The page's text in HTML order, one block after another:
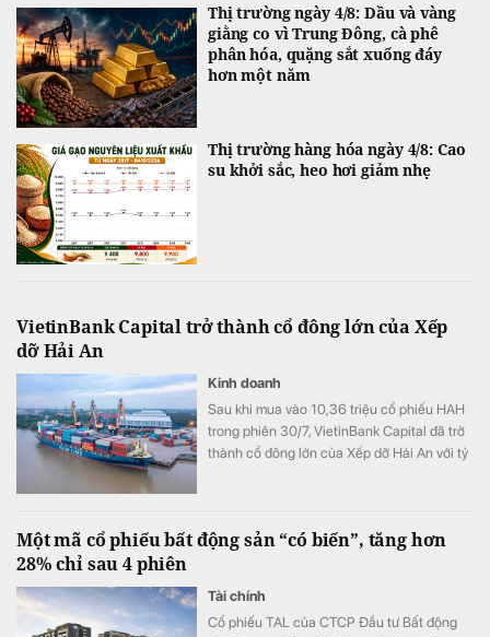
Thị trường ngày 4/8: Dầu và vàng
giằng co vì Trung Đông, cà phê
phân hóa, quặng sắt xuống đáy
hơn một năm
Thị trường hàng hóa ngày 4/8: Cao
su khởi sắc, heo hơi giảm nhẹ
VietinBank Capital trở thành cổ đông lớn của Xếp
dỡ Hải An
Kinh doanh
Sau khi mua vào 10,36 triệu cổ phiếu HAH
trong phiên 30/7, VietinBank Capital đã trở
thành cổ đông lớn của Xếp dỡ Hải An với tỷ
Một mã cổ phiếu bất động sản “có biến”, tăng hơn
28% chỉ sau 4 phiên
Tài chính
Cổ phiếu TAL của CTCP Đầu tư Bất động